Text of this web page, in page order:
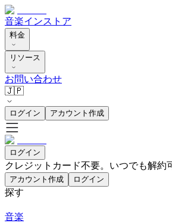
音楽インストア
料金
リソース
お問い合わせ
🇯🇵
ログイン アカウント作成
ログイン
クレジットカード不要。いつでも解約
アカウント作成 ログイン
探す
音楽